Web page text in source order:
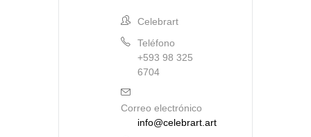
Celebrart
Teléfono
+593 98 325
6704
Correo electrónico
info@celebrart.art